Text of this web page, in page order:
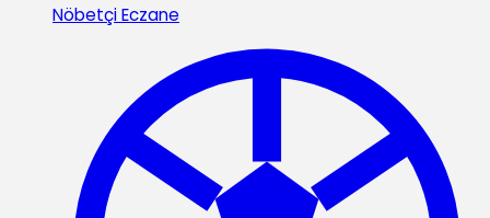
Nöbetçi Eczane